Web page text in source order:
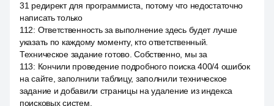
31 редирект для программиста, потому что недостаточно
написать только
112: Ответственность за выполнение здесь будет лучше
указать по каждому моменту, кто ответственный.
Техническое задание готово. Собственно, мы за
113: Кончили проведение подробного поиска 400/4 ошибок
на сайте, заполнили таблицу, заполнили техническое
задание и добавили страницы на удаление из индекса
поисковых систем.